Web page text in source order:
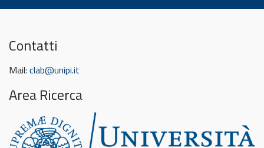
Contatti
Mail: clab@unipi.it
Area Ricerca